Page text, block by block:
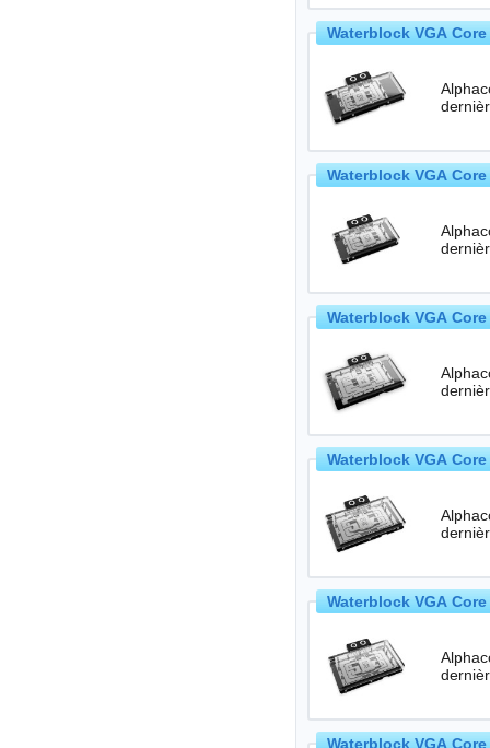
Waterblock VGA
Waterblock VGA
Waterblock VGA
Waterblock VGA
Waterblock VGA
Waterblock VGA